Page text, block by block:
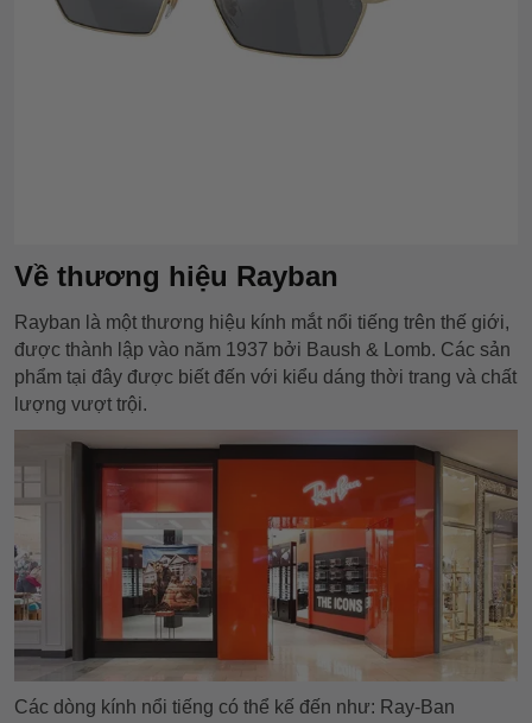
Về thương hiệu Rayban
Rayban là một thương hiệu kính mắt nổi tiếng trên thế giới,
được thành lập vào năm 1937 bởi Baush & Lomb. Các sản
phẩm tại đây được biết đến với kiểu dáng thời trang và chất
lượng vượt trội.
Các dòng kính nổi tiếng có thể kế đến như: Ray-Ban